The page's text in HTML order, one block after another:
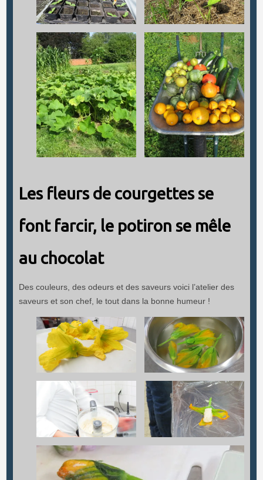
Les fleurs de courgettes se
font farcir, le potiron se mêle
au chocolat
Des couleurs, des odeurs et des saveurs voici l’atelier des
saveurs et son chef, le tout dans la bonne humeur !